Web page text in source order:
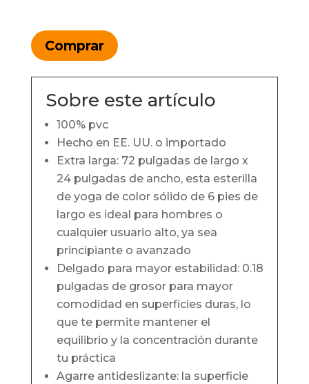
Comprar
Sobre este artículo
100% pvc
Hecho en EE. UU. o importado
Extra larga: 72 pulgadas de largo x
24 pulgadas de ancho, esta esterilla
de yoga de color sólido de 6 pies de
largo es ideal para hombres o
cualquier usuario alto, ya sea
principiante o avanzado
Delgado para mayor estabilidad: 0.18
pulgadas de grosor para mayor
comodidad en superficies duras, lo
que te permite mantener el
equilibrio y la concentración durante
tu práctica
Agarre antideslizante: la superficie